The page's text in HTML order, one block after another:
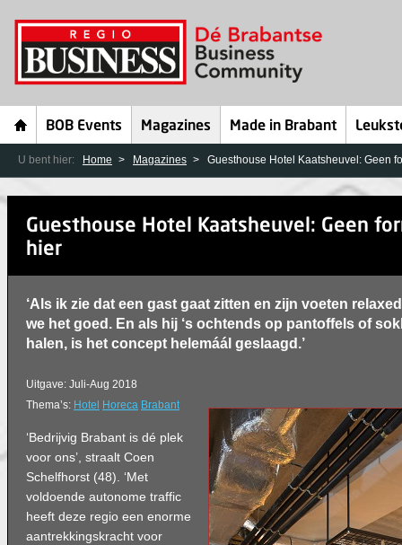
BOB Events Magazines Made in Brabant
U bent hier: Home Magazines Guesthouse Hotel Kaatsheuvel: Geen
Guesthouse Hotel Kaatsheuvel: Geen
hier
‘Als ik zie dat een gast gaat zitten en zijn voeten
we het goed. En als hij ‘s ochtends op pantoffels of
halen, is het concept helemáál geslaagd.’
Uitgave: Juli-Aug 2018
Thema’s: Hotel Horeca Brabant
‘Bedrijvig Brabant is dé plek
voor ons’, straalt Coen
Schelfhorst (48). ‘Met
voldoende autonome traffic
heeft deze regio een enorme
aantrekkingskracht voor